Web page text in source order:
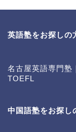
英語塾をお探しの
名古屋英語専門塾
TOEFL
中国語塾をお探し